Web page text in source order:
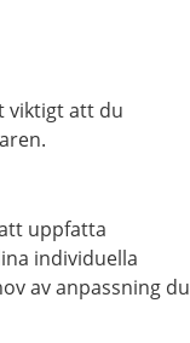
viktigt att du
uppfatta
individuella
av anpassning du